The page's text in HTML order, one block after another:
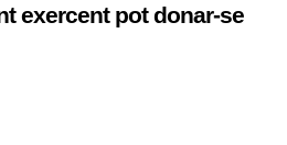
exercent pot donar-se